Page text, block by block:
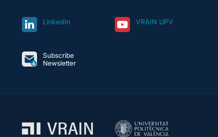
LinkedIn VRAIN UPV
Subscribe
Newsletter